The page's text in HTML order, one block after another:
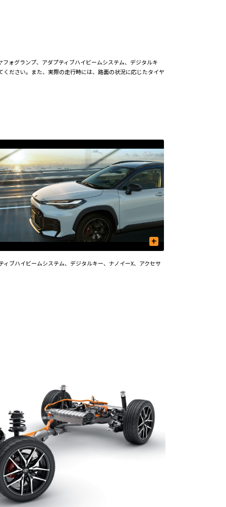
ォグランプ、アダプティブハイビームシステム、デジタルキ
ださい。また、実際の走行時には、路面の状況に応じたタイヤ
+
ブハイビームシステム、デジタルキー、ナノイーX、アクセサ